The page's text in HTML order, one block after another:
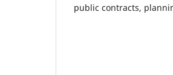
public contracts,